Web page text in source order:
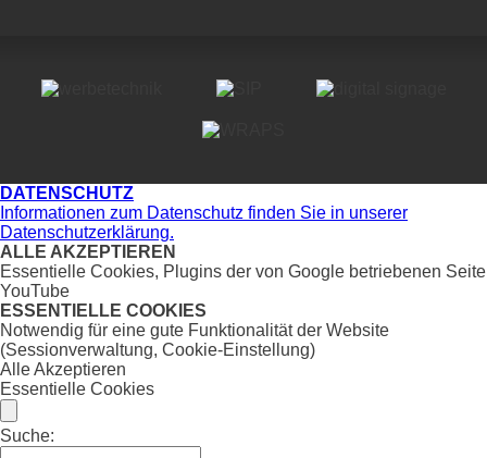
DATENSCHUTZ
Informationen zum Datenschutz finden Sie in unserer
Datenschutzerklärung.
ALLE AKZEPTIEREN
Essentielle Cookies, Plugins der von Google betriebenen Seite
YouTube
ESSENTIELLE COOKIES
Notwendig für eine gute Funktionalität der Website
(Sessionverwaltung, Cookie-Einstellung)
Alle Akzeptieren
Essentielle Cookies
Suche: